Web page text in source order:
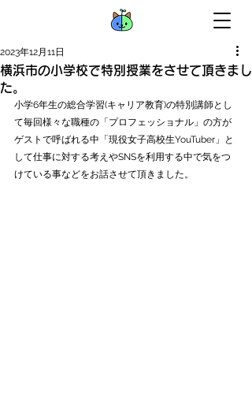
横浜市の小学校で特別授業をさせて頂きまし
た。
2023年12月11日
小学6年生の総合学習(キャリア教育)の特別講師とし
て毎回様々な職種の「プロフェッショナル」の方が
ゲストで呼ばれる中「現役女子高校生YouTuber」と
して仕事に対する考えやSNSを利用する中で気をつ
けている事などをお話させて頂きました。